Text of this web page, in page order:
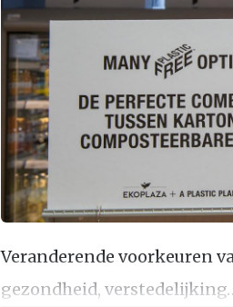
Veranderende voorkeuren
gezondheid,